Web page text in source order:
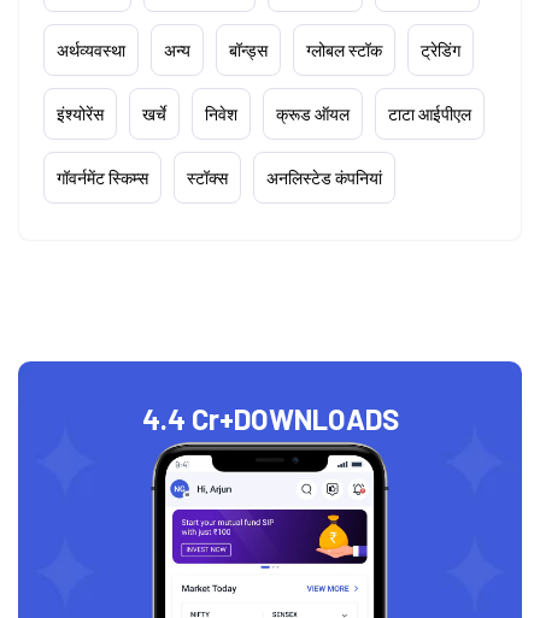
अर्थव्यवस्था अन्य बॉन्ड्स ग्लोबल स्टॉक ट्रेडिंग
इंश्योरेंस खर्चे निवेश क्रूड ऑयल टाटा आईपीएल
गॉवर्नमेंट स्किम्स स्टॉक्स अनलिस्टेड कंपनियां
4.4 Cr+DOWNLOADS